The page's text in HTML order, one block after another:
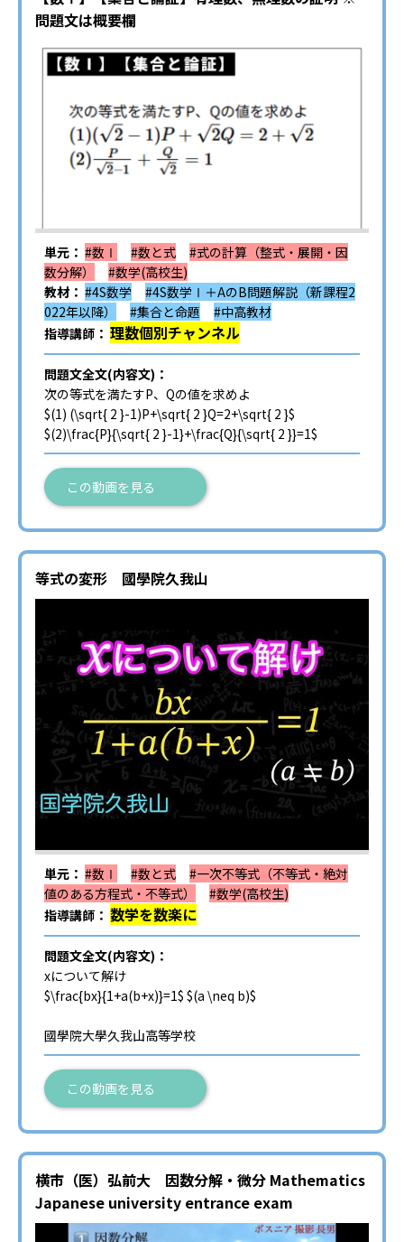
問題文は概要欄
単元： #数Ⅰ #数と式
#式の計算（整式・展開・因
数分解）
#数学(高校生)
教材： #4S数学
#4S数学Ⅰ＋AのB問題解説（新課程2
022年以降）
#集合と命題
#中高教材
指導講師： 理数個別チャンネル
問題文全文(内容文)：
次の等式を満たすP、Qの値を求めよ
$(1) (\sqrt{ 2 }-1)P+\sqrt{ 2 }Q=2+\sqrt{ 2 }$
$(2)\frac{P}{\sqrt{ 2 }-1}+\frac{Q}{\sqrt{ 2 }}=1$
この動画を見る
等式の変形 國學院久我山
単元： #数Ⅰ #数と式
#一次不等式（不等式・絶対
値のある方程式・不等式）
#数学(高校生)
指導講師： 数学を数楽に
問題文全文(内容文)：
xについて解け
$\frac{bx}{1+a(b+x)}=1$ $(a \neq b)$
國學院大學久我山高等学校
この動画を見る
横市（医）弘前大 因数分解・微分 Mathematics
Japanese university entrance exam